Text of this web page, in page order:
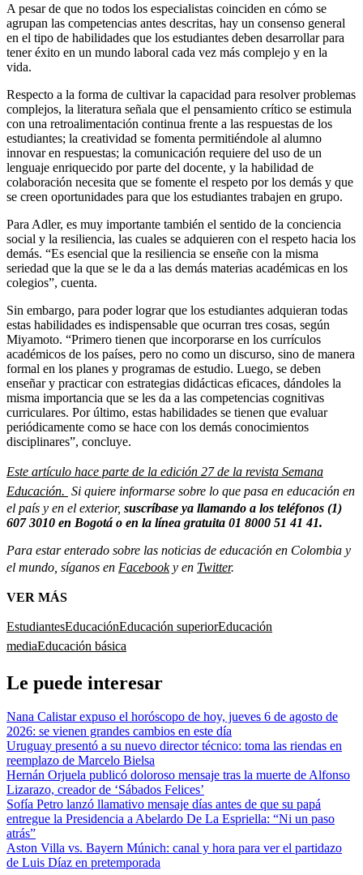
A pesar de que no todos los especialistas coinciden en cómo se
agrupan las competencias antes descritas, hay un consenso general
en el tipo de habilidades que los estudiantes deben desarrollar para
tener éxito en un mundo laboral cada vez más complejo y en la
vida.
Respecto a la forma de cultivar la capacidad para resolver problemas
complejos, la literatura señala que el pensamiento crítico se estimula
con una retroalimentación continua frente a las respuestas de los
estudiantes; la creatividad se fomenta permitiéndole al alumno
innovar en respuestas; la comunicación requiere del uso de un
lenguaje enriquecido por parte del docente, y la habilidad de
colaboración necesita que se fomente el respeto por los demás y que
se creen oportunidades para que los estudiantes trabajen en grupo.
Para Adler, es muy importante también el sentido de la conciencia
social y la resiliencia, las cuales se adquieren con el respeto hacia los
demás. “Es esencial que la resiliencia se enseñe con la misma
seriedad que la que se le da a las demás materias académicas en los
colegios”, cuenta.
Sin embargo, para poder lograr que los estudiantes adquieran todas
estas habilidades es indispensable que ocurran tres cosas, según
Miyamoto. “Primero tienen que incorporarse en los currículos
académicos de los países, pero no como un discurso, sino de manera
formal en los planes y programas de estudio. Luego, se deben
enseñar y practicar con estrategias didácticas eficaces, dándoles la
misma importancia que se les da a las competencias cognitivas
curriculares. Por último, estas habilidades se tienen que evaluar
periódicamente como se hace con los demás conocimientos
disciplinares”, concluye.
Este artículo hace parte de la edición 27 de la revista Semana
Educación. Si quiere informarse sobre lo que pasa en educación en
el país y en el exterior, suscríbase ya llamando a los teléfonos (1)
607 3010 en Bogotá o en la línea gratuita 01 8000 51 41 41.
Para estar enterado sobre las noticias de educación en Colombia y
el mundo, síganos en Facebooky en Twitter.
VER MÁS
EstudiantesEducaciónEducación superiorEducación
mediaEducación básica
Le puede interesar
Nana Calistar expuso el horóscopo de hoy, jueves 6 de agosto de
2026: se vienen grandes cambios en este día
Uruguay presentó a su nuevo director técnico: toma las riendas en
reemplazo de Marcelo Bielsa
Hernán Orjuela publicó doloroso mensaje tras la muerte de Alfonso
Lizarazo, creador de ‘Sábados Felices’
Sofía Petro lanzó llamativo mensaje días antes de que su papá
entregue la Presidencia a Abelardo De La Espriella: “Ni un paso
atrás”
Aston Villa vs. Bayern Múnich: canal y hora para ver el partidazo
de Luis Díaz en pretemporada